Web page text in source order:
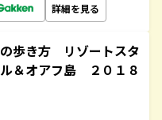
詳細を見る
歩き方 リゾートスタ
＆オアフ島 ２０１８